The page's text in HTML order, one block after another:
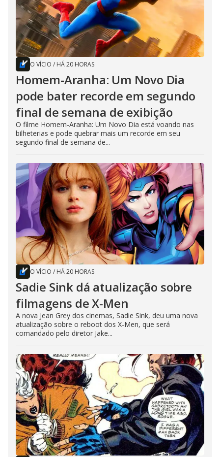
O VÍCIO / HÁ 20 HORAS
Homem-Aranha: Um Novo Dia
pode bater recorde em segundo
final de semana de exibição
O filme Homem-Aranha: Um Novo Dia está voando nas
bilheterias e pode quebrar mais um recorde em seu
segundo final de semana de...
O VÍCIO / HÁ 20 HORAS
Sadie Sink dá atualização sobre
filmagens de X-Men
A nova Jean Grey dos cinemas, Sadie Sink, deu uma nova
atualização sobre o reboot dos X-Men, que será
comandado pelo diretor Jake...